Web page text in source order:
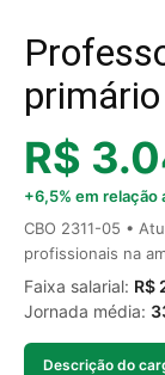
R$
+6,5% em relação
CBO 2311-05 •
profissionais na
Faixa salarial: R$
Jornada média:
Descrição do